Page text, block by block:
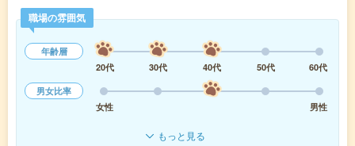
職場の雰囲気
年齢層
20代
30代 40代 50代
60代
男女比率
女性
男性
もっと見る